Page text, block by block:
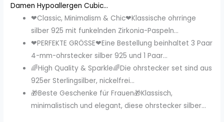
Damen Hypoallergen Cubic...
❤Classic, Minimalism & Chic❤Klassische ohrringe
silber 925 mit funkelnden Zirkonia-Paspeln...
❤PERFEKTE GRÖSSE❤Eine Bestellung beinhaltet 3 Paar
4-mm-ohrstecker silber 925 und 1 Paar...
🌈High Quality & Sparkle🌈Die ohrstecker set sind aus
925er Sterlingsilber, nickelfrei...
🎁Beste Geschenke für Frauen🎁Klassisch,
minimalistisch und elegant, diese ohrstecker silber...